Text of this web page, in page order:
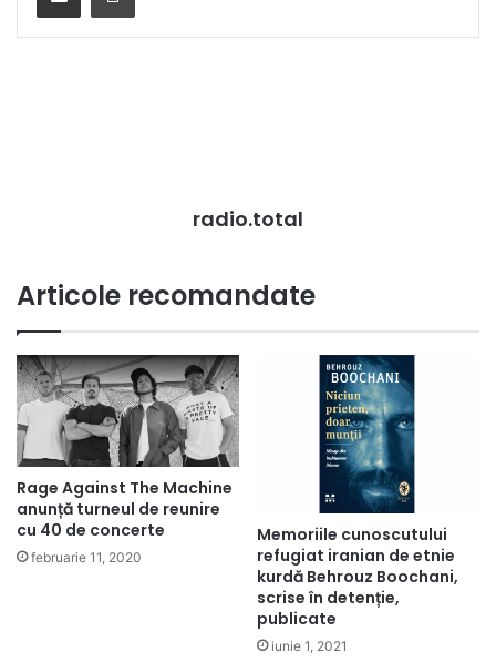
radio.total
Articole recomandate
Rage Against The Machine
anunță turneul de reunire
cu 40 de concerte
februarie 11, 2020
Memoriile cunoscutului
refugiat iranian de etnie
kurdă Behrouz Boochani,
scrise în detenție,
publicate
iunie 1, 2021